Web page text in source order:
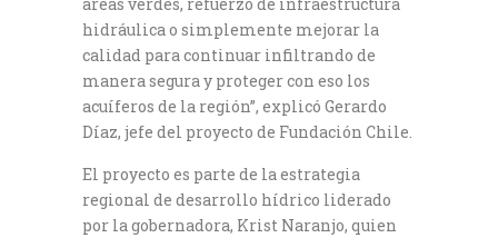
hidráulica o simplemente mejorar la
calidad para continuar infiltrando de
manera segura y proteger con eso los
acuíferos de la región”, explicó Gerardo
Díaz, jefe del proyecto de Fundación Chile.
El proyecto es parte de la estrategia
regional de desarrollo hídrico liderado
por la gobernadora, Krist Naranjo, quien